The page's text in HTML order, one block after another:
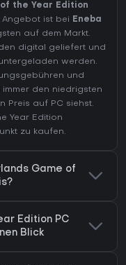
the Year Edition
Angebot ist bei Eneba
auf dem Markt.
digital geliefert und
werden.
und
den niedrigsten
Preis auf PC siehst.
Year Edition
zu kaufen.
Game of
Edition PC
Blick